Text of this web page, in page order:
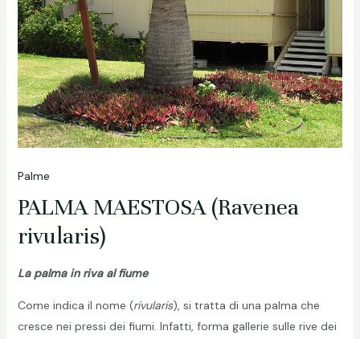
Palme
PALMA MAESTOSA (Ravenea
rivularis)
La palma in riva al fiume
Come indica il nome (rivularis), si tratta di una palma che
cresce nei pressi dei fiumi. Infatti, forma gallerie sulle rive dei